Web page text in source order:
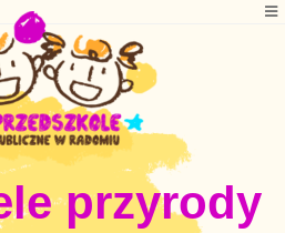
przyrody